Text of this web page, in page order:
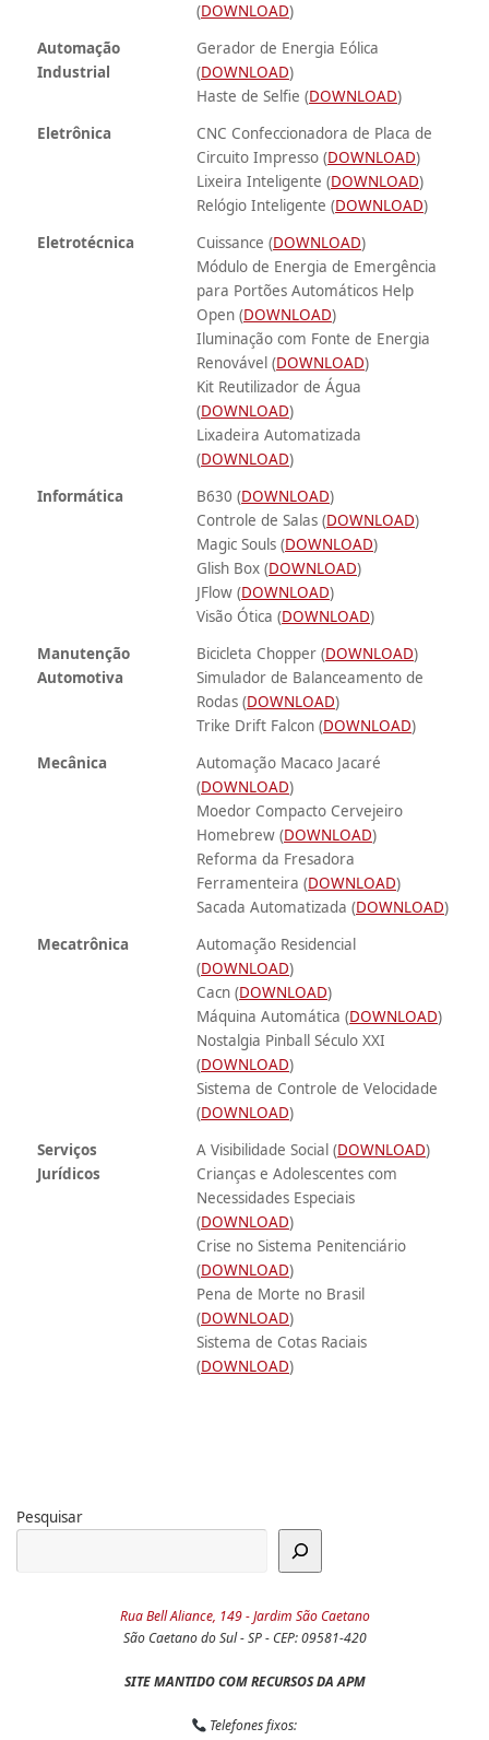
(DOWNLOAD)
Automação
Industrial
Gerador de Energia Eólica
(DOWNLOAD)
Haste de Selfie (DOWNLOAD)
Eletrônica
CNC Confeccionadora de Placa de
Circuito Impresso (DOWNLOAD)
Lixeira Inteligente (DOWNLOAD)
Relógio Inteligente (DOWNLOAD)
Eletrotécnica
Cuissance (DOWNLOAD)
Módulo de Energia de Emergência
para Portões Automáticos Help
Open (DOWNLOAD)
Iluminação com Fonte de Energia
Renovável (DOWNLOAD)
Kit Reutilizador de Água
(DOWNLOAD)
Lixadeira Automatizada
(DOWNLOAD)
Informática
B630 (DOWNLOAD)
Controle de Salas (DOWNLOAD)
Magic Souls (DOWNLOAD)
Glish Box (DOWNLOAD)
JFlow (DOWNLOAD)
Visão Ótica (DOWNLOAD)
Manutenção
Automotiva
Bicicleta Chopper (DOWNLOAD)
Simulador de Balanceamento de
Rodas (DOWNLOAD)
Trike Drift Falcon (DOWNLOAD)
Mecânica
Automação Macaco Jacaré
(DOWNLOAD)
Moedor Compacto Cervejeiro
Homebrew (DOWNLOAD)
Reforma da Fresadora
Ferramenteira (DOWNLOAD)
Sacada Automatizada (DOWNLOAD)
Mecatrônica
Automação Residencial
(DOWNLOAD)
Cacn (DOWNLOAD)
Máquina Automática (DOWNLOAD)
Nostalgia Pinball Século XXI
(DOWNLOAD)
Sistema de Controle de Velocidade
(DOWNLOAD)
Serviços
Jurídicos
A Visibilidade Social (DOWNLOAD)
Crianças e Adolescentes com
Necessidades Especiais
(DOWNLOAD)
Crise no Sistema Penitenciário
(DOWNLOAD)
Pena de Morte no Brasil
(DOWNLOAD)
Sistema de Cotas Raciais
(DOWNLOAD)
Pesquisar
Rua Bell Aliance, 149 - Jardim São Caetano
São Caetano do Sul - SP - CEP: 09581-420
SITE MANTIDO COM RECURSOS DA APM
Telefones fixos: